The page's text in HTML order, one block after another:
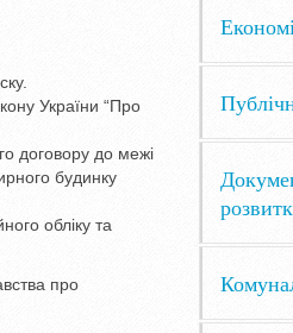
України “Про
договору до межі
будинку
обліку та
про